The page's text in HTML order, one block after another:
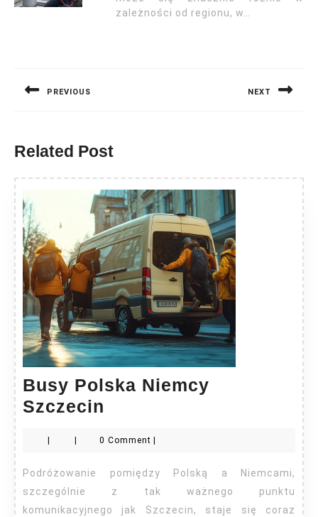
zależności od regionu, w…
PREVIOUS NEXT
Related Post
Busy Polska Niemcy
Szczecin
Niemcy
Szczecin
0 Comment
Podróżowanie pomiędzy Polską a Niemcami,
szczególnie z tak ważnego punktu
komunikacyjnego jak Szczecin, staje się coraz